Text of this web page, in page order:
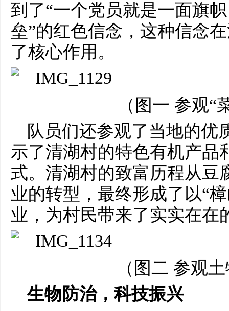
到了“一个党员就是一面旗
垒”的红色信念，这种信念
了核心作用。
（图一 参观“
队员们还参观了当地的优
示了清湖村的特色有机产品
式。清湖村的致富历程从豆
业的转型，最终形成了以“
业，为村民带来了实实在在
（图二 参观
生物防治，科技振兴